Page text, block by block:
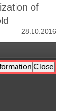
of
28.10.2016